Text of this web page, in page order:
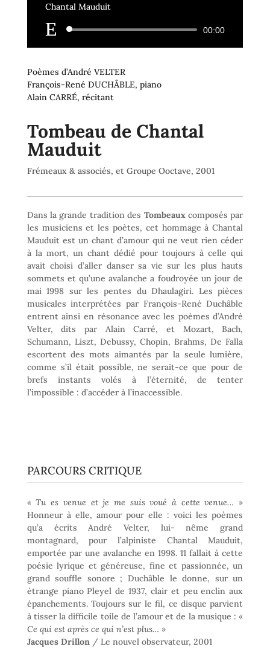
Chantal Mauduit
Lecteur
00:00
Poèmes d’André VELTER
François-René DUCHÂBLE, piano
Alain CARRÉ, récitant
Tombeau de Chantal
Mauduit
Frémeaux & associés, et Groupe Ooctave, 2001
Dans la grande tradition des Tombeauxcomposés par
les musiciens et les poètes, cet hommage à Chantal
Mauduit est un chant d’amour qui ne veut rien céder
à la mort, un chant dédié pour toujours à celle qui
avait choisi d’aller danser sa vie sur les plus hauts
sommets et qu’une avalanche a foudroyée un jour de
mai 1998 sur les pentes du Dhaulagiri. Les pièces
musicales interprétées par François-René Duchâble
entrent ainsi en résonance avec les poèmes d’André
Velter, dits par Alain Carré, et Mozart, Bach,
Schumann, Liszt, Debussy, Chopin, Brahms, De Falla
escortent des mots aimantés par la seule lumière,
comme s’il était possible, ne serait-ce que pour de
brefs instants volés à l’éternité, de tenter
l’impossible : d’accéder à l’inaccessible.
PARCOURS CRITIQUE
« Tu es venue et je me suis voué à cette venue… »
Honneur à elle, amour pour elle : voici les poèmes
qu’a écrits André Velter, lui- nême grand
montagnard, pour l’alpiniste Chantal Mauduit,
emportée par une avalanche en 1998. 11 fallait à cette
poésie lyrique et généreuse, fine et passionnée, un
grand souffle sonore ; Duchâble le donne, sur un
étrange piano Pleyel de 1937, clair et peu enclin aux
épanchements. Toujours sur le fil, ce disque parvient
à tisser la difficile toile de l’amour et de la musique : «
Ce qui est après ce qui n’est plus… »
Jacques Drillon/ Le nouvel observateur, 2001